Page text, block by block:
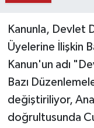
Kanunla, Devlet
Üyelerine İlişkin
Kanun'un adı
Bazı
değiştiriliyor,
doğrultusunda